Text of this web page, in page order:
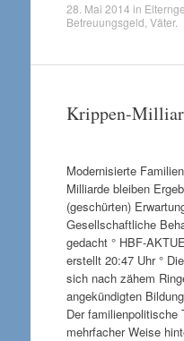
28. Mai 2014 in
Betreuungsgeld Väter.
Krippen-
Modernisierte
Milliarde bleiben
(geschürten)
Gesellschaftliche
gedacht ° HBF-
erstellt 20:47 Uhr °
sich nach zähem
angekündigten
Der familienpolitische
mehrfacher Weise